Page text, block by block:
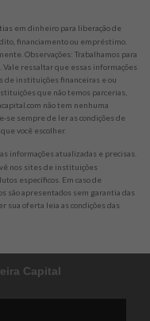
em dinheiro para liberação de
financiamento ou empréstimo.
Observações: Trabalhamos para
ressaltar que essas informações
de instituições financeiras e ou
que não temos parcerias,
não tem nenhuma
se sempre de ler as condições de
você escolher.
informações atualizadas e precisas.
nos sites de instituições
específicos. Em caso de
são apresentados sem garantia das
sua oferta leia as condições das
Capital